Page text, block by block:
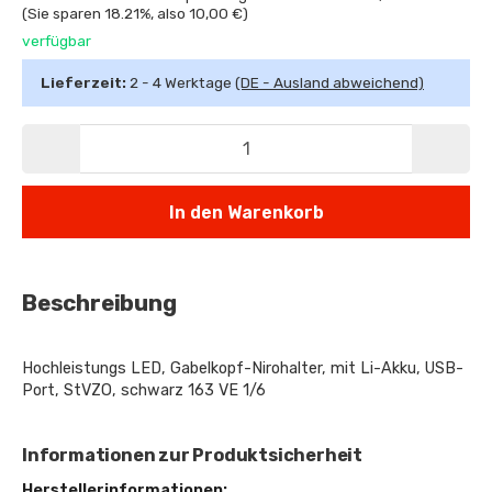
(Sie sparen 18.21%, also 10,00 €)
verfügbar
Lieferzeit: 2 - 4 Werktage (DE - Ausland abweichend)
In den Warenkorb
Beschreibung
Hochleistungs LED, Gabelkopf-Nirohalter, mit Li-Akku, USB-
Port, StVZO, schwarz 163 VE 1/6
Informationen zur Produktsicherheit